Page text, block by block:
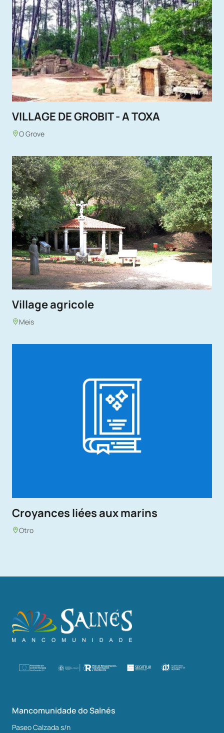
VILLAGE DE GROBIT - A TOXA
O Grove
Village agricole
Meis
Croyances liées aux marins
Otro
Mancomunidade do Salnés
Paseo Calzada s/n